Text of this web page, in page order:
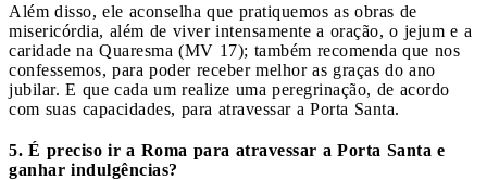
Além disso, ele aconselha que pratiquemos as obras de
misericórdia, além de viver intensamente a oração, o jejum e a
caridade na Quaresma (MV 17); também recomenda que nos
confessemos, para poder receber melhor as graças do ano
jubilar. E que cada um realize uma peregrinação, de acordo
com suas capacidades, para atravessar a Porta Santa.
5. É preciso ir a Roma para atravessar a Porta Santa e
ganhar indulgências?